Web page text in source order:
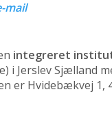
mail
integreret
i Jerslev Sjælland
er Hvidebækvej 1,